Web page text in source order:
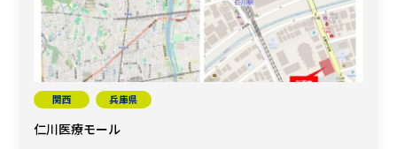
関西 兵庫県
仁川医療モール